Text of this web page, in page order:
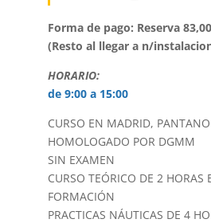
Forma de pago: Reserva
(Resto al llegar a n/
HORARIO:
de 9:00 a 15:00
CURSO EN MADRID,
HOMOLOGADO POR DGMM
SIN EXAMEN
CURSO TEÓRICO DE 2 HORAS
FORMACIÓN
PRACTICAS NÁUTICAS DE 4